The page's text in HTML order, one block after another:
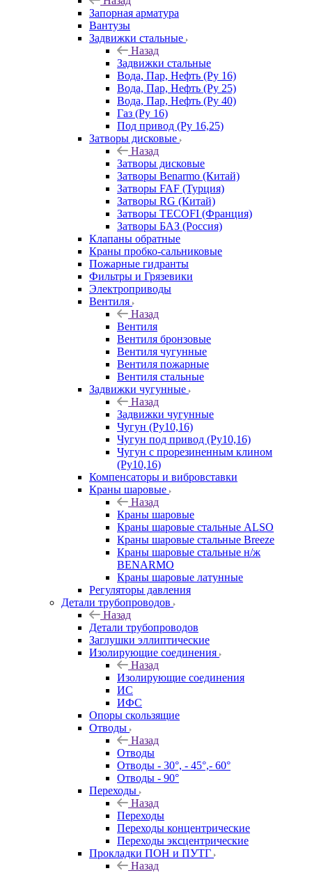
Запорная арматура
Вантузы
Задвижки стальные
Назад
Задвижки стальные
Вода, Пар, Нефть (Ру 16)
Вода, Пар, Нефть (Ру 25)
Вода, Пар, Нефть (Ру 40)
Газ (Ру 16)
Под привод (Ру 16,25)
Затворы дисковые
Назад
Затворы дисковые
Затворы Benarmo (Китай)
Затворы FAF (Турция)
Затворы RG (Китай)
Затворы TECOFI (Франция)
Затворы БАЗ (Россия)
Клапаны обратные
Краны пробко-сальниковые
Пожарные гидранты
Фильтры и Грязевики
Электроприводы
Вентиля
Назад
Вентиля
Вентиля бронзовые
Вентиля чугунные
Вентиля пожарные
Вентиля стальные
Задвижки чугунные
Назад
Задвижки чугунные
Чугун (Ру10,16)
Чугун под привод (Ру10,16)
Чугун с прорезиненным клином
(Ру10,16)
Компенсаторы и вибровставки
Краны шаровые
Назад
Краны шаровые
Краны шаровые стальные ALSO
Краны шаровые стальные Breeze
Краны шаровые стальные н/ж
BENARMO
Краны шаровые латунные
Регуляторы давления
Детали трубопроводов
Назад
Детали трубопроводов
Заглушки эллиптические
Изолирующие соединения
Назад
Изолирующие соединения
ИС
ИФС
Опоры скользящие
Отводы
Назад
Отводы
Отводы - 30°, - 45°,- 60°
Отводы - 90°
Переходы
Назад
Переходы
Переходы концентрические
Переходы эксцентрические
Прокладки ПОН и ПУТГ
Назад